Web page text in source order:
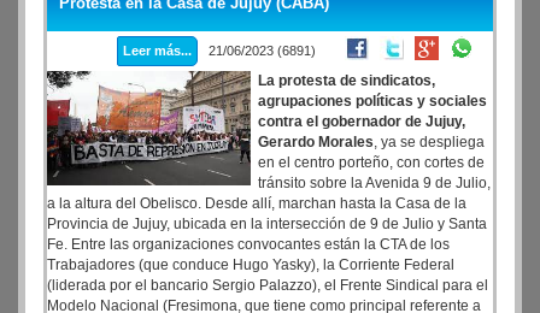
Leer más... 21/06/2023 (6891)
La protesta de sindicatos,
agrupaciones políticas y sociales
contra el gobernador de Jujuy,
Gerardo Morales, ya se despliega
en el centro porteño, con cortes de
tránsito sobre la Avenida 9 de Julio,
a la altura del Obelisco. Desde allí, marchan hasta la Casa de la
Provincia de Jujuy, ubicada en la intersección de 9 de Julio y Santa
Fe. Entre las organizaciones convocantes están la CTA de los
Trabajadores (que conduce Hugo Yasky), la Corriente Federal
(liderada por el bancario Sergio Palazzo), el Frente Sindical para el
Modelo Nacional (Fresimona, que tiene como principal referente a